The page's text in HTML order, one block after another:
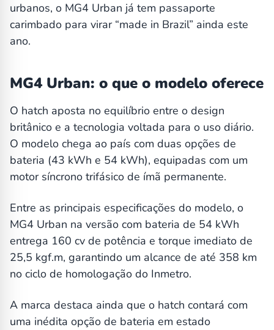
urbanos, o MG4 Urban já tem passaporte
carimbado para virar “made in Brazil” ainda este
ano.
MG4 Urban: o que o modelo oferece
O hatch aposta no equilíbrio entre o design
britânico e a tecnologia voltada para o uso diário.
O modelo chega ao país com duas opções de
bateria (43 kWh e 54 kWh), equipadas com um
motor síncrono trifásico de ímã permanente.
Entre as principais especificações do modelo, o
MG4 Urban na versão com bateria de 54 kWh
entrega 160 cv de potência e torque imediato de
25,5 kgf.m, garantindo um alcance de até 358 km
no ciclo de homologação do Inmetro.
A marca destaca ainda que o hatch contará com
uma inédita opção de bateria em estado